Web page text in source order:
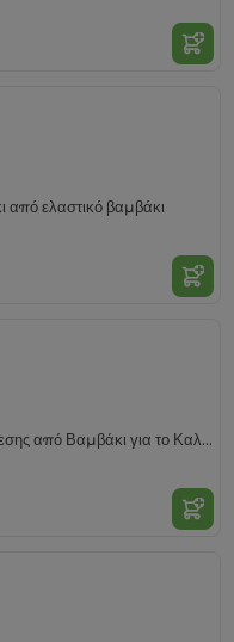
από ελαστικό βαμβάκι
Φόρεμα T-Shirt Άνεσης από Βαμβάκι για το Καλοκαίρι